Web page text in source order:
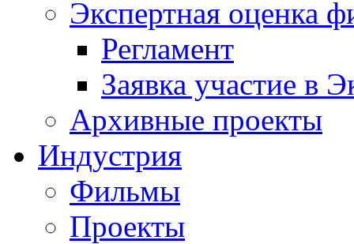
Экспертная оценка
Регламент
Заявка участие в
Архивные проекты
Индустрия
Фильмы
Проекты